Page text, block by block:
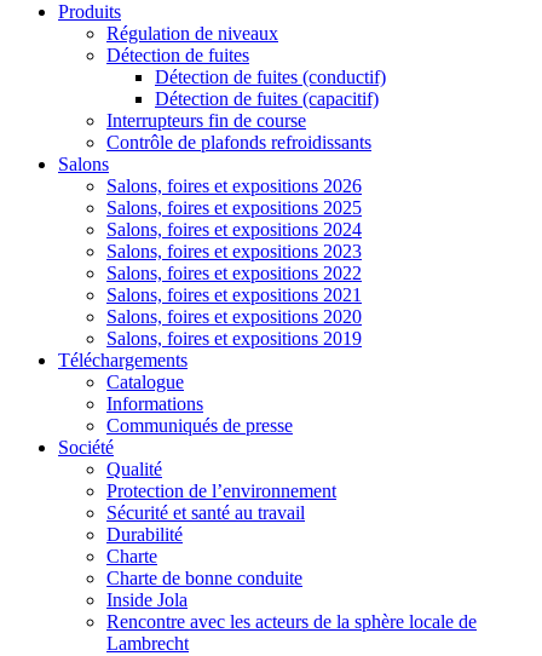
Produits
Régulation de niveaux
Détection de fuites
Détection de fuites (conductif)
Détection de fuites (capacitif)
Interrupteurs fin de course
Contrôle de plafonds refroidissants
Salons
Salons, foires et expositions 2026
Salons, foires et expositions 2025
Salons, foires et expositions 2024
Salons, foires et expositions 2023
Salons, foires et expositions 2022
Salons, foires et expositions 2021
Salons, foires et expositions 2020
Salons, foires et expositions 2019
Téléchargements
Catalogue
Informations
Communiqués de presse
Société
Qualité
Protection de l’environnement
Sécurité et santé au travail
Durabilité
Charte
Charte de bonne conduite
Inside Jola
Rencontre avec les acteurs de la sphère locale de
Lambrecht